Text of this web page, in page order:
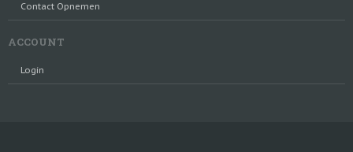
Contact Opnemen
ACCOUNT
Login